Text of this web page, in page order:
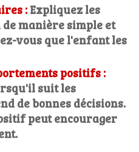
: Expliquez les
manière simple et
vous que l'enfant les
positifs :
suit les
de bonnes décisions.
peut encourager